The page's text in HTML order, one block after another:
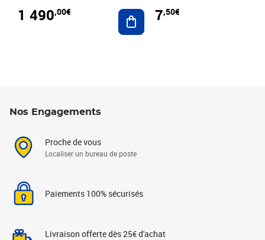
1 490,00€ Ajouter au panier
7,50€
Nos Engagements
Proche de vous
Localiser un bureau de poste
Paiements 100% sécurisés
Livraison offerte dès 25€ d'achat